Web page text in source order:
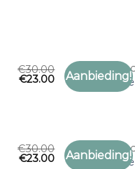
Toevoegen
€30.00
€23.00 Aanbieding!
SJAAL
sjaal
Toevoegen
€30.00
€23.00 Aanbieding!
SJAAL
sjaal